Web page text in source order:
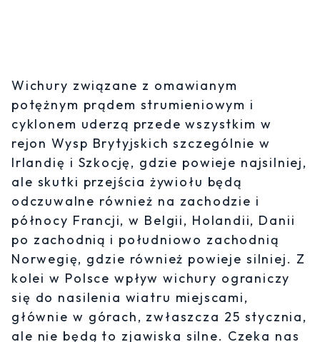
Wichury związane z omawianym
potężnym prądem strumieniowym i
cyklonem uderzą przede wszystkim w
rejon Wysp Brytyjskich szczególnie w
Irlandię i Szkocję, gdzie powieje najsilniej,
ale skutki przejścia żywiołu będą
odczuwalne również na zachodzie i
północy Francji, w Belgii, Holandii, Danii
po zachodnią i południowo zachodnią
Norwegię, gdzie również powieje silniej. Z
kolei w Polsce wpływ wichury ograniczy
się do nasilenia wiatru miejscami,
głównie w górach, zwłaszcza 25 stycznia,
ale nie będą to zjawiska silne. Czeka nas